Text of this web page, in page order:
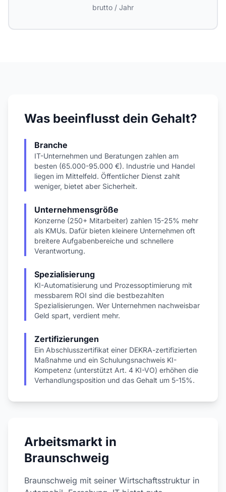
brutto / Jahr
Was beeinflusst dein Gehalt?
Branche
IT-Unternehmen und Beratungen zahlen am
besten (65.000-95.000 €). Industrie und Handel
liegen im Mittelfeld. Öffentlicher Dienst zahlt
weniger, bietet aber Sicherheit.
Unternehmensgröße
Konzerne (250+ Mitarbeiter) zahlen 15-25% mehr
als KMUs. Dafür bieten kleinere Unternehmen oft
breitere Aufgabenbereiche und schnellere
Verantwortung.
Spezialisierung
KI-Automatisierung und Prozessoptimierung mit
messbarem ROI sind die bestbezahlten
Spezialisierungen. Wer Unternehmen nachweisbar
Geld spart, verdient mehr.
Zertifizierungen
Ein Abschlusszertifikat einer DEKRA-zertifizierten
Maßnahme und ein Schulungsnachweis KI-
Kompetenz (unterstützt Art. 4 KI-VO) erhöhen die
Verhandlungsposition und das Gehalt um 5-15%.
Arbeitsmarkt in
Braunschweig
Braunschweig mit seiner Wirtschaftsstruktur in